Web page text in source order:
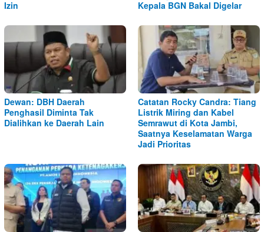
Izin
Kepala BGN Bakal Digelar
Dewan: DBH Daerah
Penghasil Diminta Tak
Dialihkan ke Daerah Lain
Catatan Rocky Candra: Tiang
Listrik Miring dan Kabel
Semrawut di Kota Jambi,
Saatnya Keselamatan Warga
Jadi Prioritas